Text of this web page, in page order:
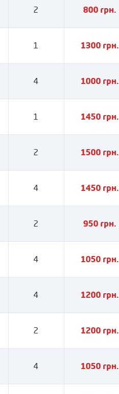
2 800 грн.
1 1300 грн.
4 1000 грн.
1 1450 грн.
2 1500 грн.
4 1450 грн.
2 950 грн.
4 1050 грн.
4 1200 грн.
2 1200 грн.
4 1050 грн.